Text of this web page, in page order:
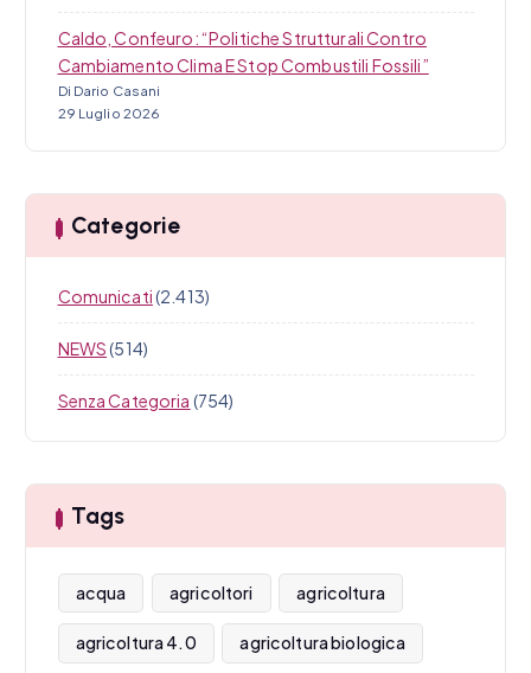
Caldo, Confeuro: “Politiche Strutturali Contro
Cambiamento Clima E Stop Combustili Fossili”
Di Dario Casani
29 Luglio 2026
Categorie
Comunicati(2.413)
NEWS(514)
Senza Categoria (754)
Tags
acqua agricoltori agricoltura
agricoltura 4.0 agricoltura biologica